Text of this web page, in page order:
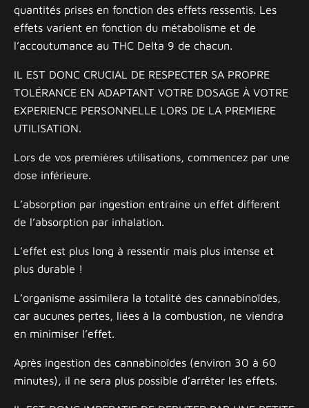
quantités prises en fonction des effets ressentis. Les
effets varient en fonction du métabolisme et de
l’accoutumance au THC Delta 9 de chacun.
IL EST DONC CRUCIAL DE RESPECTER SA PROPRE
TOLÉRANCE EN ADAPTANT VOTRE DOSAGE À VOTRE
EXPERIENCE PERSONNELLE LORS DE LA PREMIERE
UTILISATION.
Lors de vos premières utilisations, commencez par une
dose inférieure.
L’absorption par ingestion entraine un effet different
de l’absorption par inhalation.
L’effet est plus long à ressentir mais plus intense et
plus durable !
L’organisme assimilera la totalité des cannabinoïdes,
car aucunes pertes, liées à la combustion, ne viendra
en minimiser l’effet.
Après ingestion des cannabinoïdes (environ 30 à 60
minutes), il ne sera plus possible d’arrêter les effets.